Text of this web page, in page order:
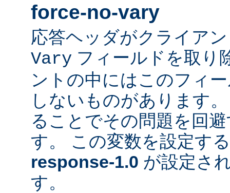
force-no-vary
応答ヘッダがクライア
Vary フィールドを取り
ントの中にはこのフィ
しないものがあります
ることでその問題を回
す。 この変数を設定す
response-1.0 が設定さ
す。